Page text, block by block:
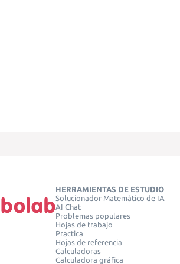
HERRAMIENTAS DE ESTUDIO
Solucionador Matemático de IA
AI Chat
Problemas populares
Hojas de trabajo
Practica
Hojas de referencia
Calculadoras
Calculadora gráfica